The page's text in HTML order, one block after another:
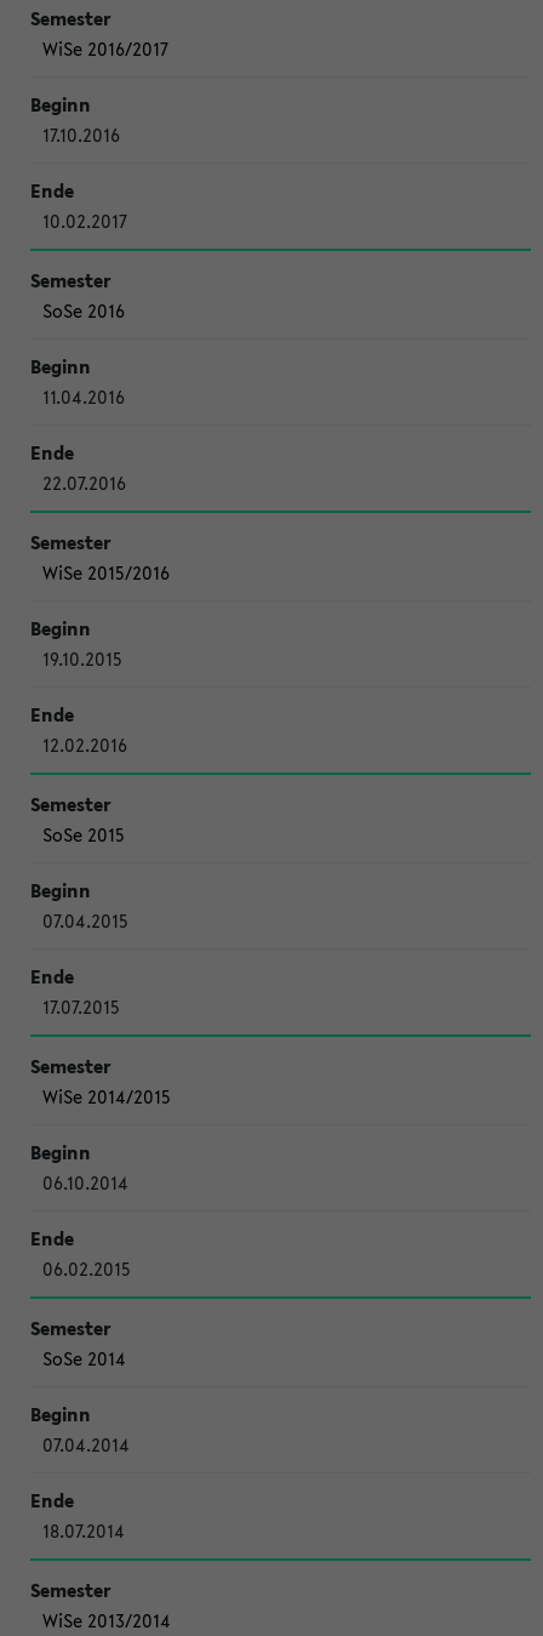
WiSe 2016/2017
17.10.2016
10.02.2017
SoSe 2016
11.04.2016
22.07.2016
WiSe 2015/2016
19.10.2015
12.02.2016
SoSe 2015
07.04.2015
17.07.2015
WiSe 2014/2015
06.10.2014
06.02.2015
SoSe 2014
07.04.2014
18.07.2014
WiSe 2013/2014